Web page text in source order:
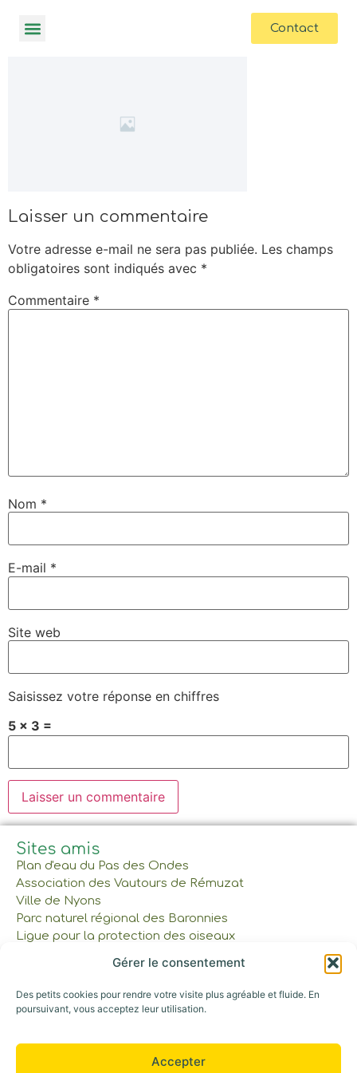
Gérer le consentement
Des petits cookies pour rendre votre visite plus agréable et fluide. En
poursuivant, vous acceptez leur utilisation.
Accepter
principal
Contact
Laisser un commentaire
Votre adresse e-mail ne sera pas publiée. Les champs
obligatoires sont indiqués avec *
Commentaire *
Nom *
E-mail *
Site web
Saisissez votre réponse en chiffres
5 × 3 =
Sites amis
Plan d'eau du Pas des Ondes
Association des Vautours de Rémuzat
Ville de Nyons
Parc naturel régional des Baronnies
Ligue pour la protection des oiseaux
Réservations et tarifs
Nos cabanes et tente